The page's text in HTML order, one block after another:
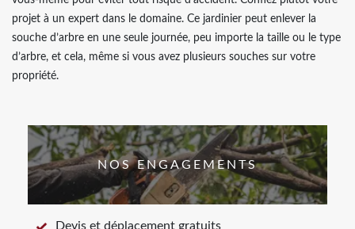
projet à un expert dans le domaine. Ce jardinier peut enlever la
souche d’arbre en une seule journée, peu importe la taille ou le type
d’arbre, et cela, même si vous avez plusieurs souches sur votre
propriété.
NOS ENGAGEMENTS
Devis et déplacement gratuits